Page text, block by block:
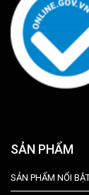
SẢN PHẨM
SẢN PHẨM NỔI